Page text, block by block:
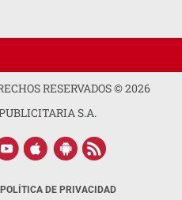
RESERVADOS ©2026
S.A.
POLÍTICA DE PRIVACIDAD